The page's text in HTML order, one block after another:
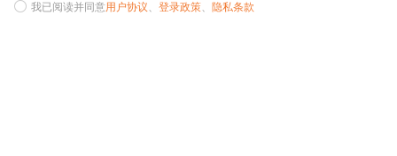
我已阅读并同意用户协议、 登录政策、 隐私条款